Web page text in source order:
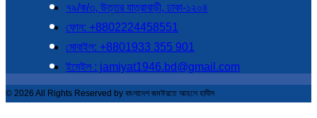
৭৯/ক/৩, উত্তর যাত্রাবাড়ী, ঢাকা-১২০৪
ফোন: +8802224458551
মোবাইল: +8801933 355 901
ইমেইল : jamiyat1946.bd@gmail.com
© 2026 All Rights Reserved by বাংলাদেশ জমঈয়তে আহলে হাদীস